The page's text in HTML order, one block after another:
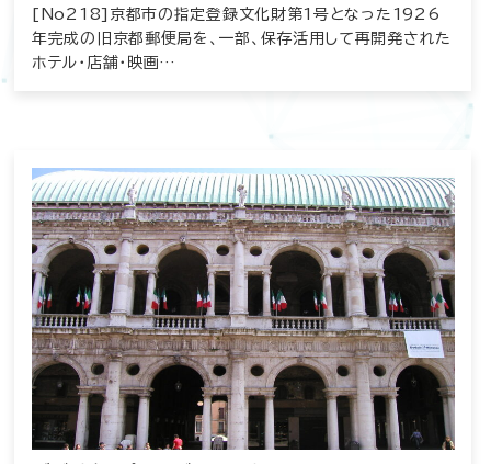
[No218]京都市の指定登録文化財第1号となった1926
年完成の旧京都郵便局を、一部、保存活用して再開発された
ホテル・店舗・映画…